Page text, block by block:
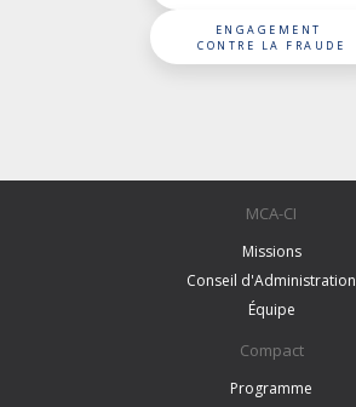
ENGAGEMENT
CONTRE LA FRAUDE
MCA-CI
Missions
Conseil d'Administration
Équipe
Compact
Programme